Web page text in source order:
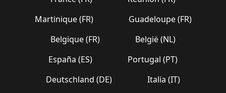
Martinique (FR)
Guadeloupe (FR)
Belgique (FR)
België (NL)
España (ES)
Portugal (PT)
Deutschland (DE)
Italia (IT)